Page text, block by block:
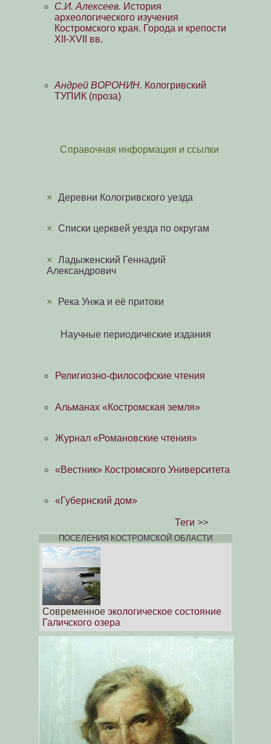
С.И. Алексеев. История
археологического изучения
Костромского края. Города и крепости
XII-XVII вв.
Андрей ВОРОНИН. Кологривский
ТУПИК (проза)
Справочная информация и ссылки
×Деревни Кологривского уезда
×Списки церквей уезда по округам
×Ладыженский Геннадий
Александрович
Река Унжа и её притоки
Научные периодические издания
Религиозно-философские чтения
Альманах «Костромская земля»
Журнал «Романовские чтения»
«Вестник» Костромского Университета
«Губернский дом»
Теги >>
ПОСЕЛЕНИЯ КОСТРОМСКОЙ ОБЛАСТИ
Современное экологическое состояние
Галичского озера